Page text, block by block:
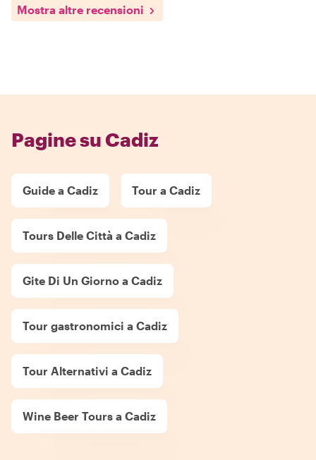
Mostra altre recensioni
Pagine su Cadiz
Guide a Cadiz Tour a Cadiz
Tours Delle Città a Cadiz
Gite Di Un Giorno a Cadiz
Tour gastronomici a Cadiz
Tour Alternativi a Cadiz
Wine Beer Tours a Cadiz